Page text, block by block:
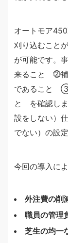
オートモア
刈り込むこと
が可能です。
来ること ⓶補
であること ③
と を確認しま
設をしない）
でない）の設
今回の導入によ
外注費の削
職員の管理
芝生の均一